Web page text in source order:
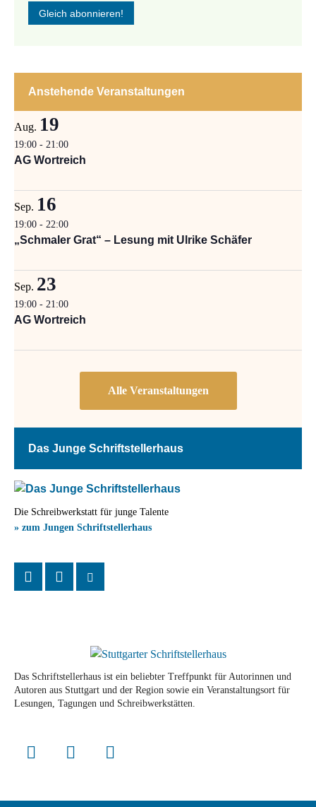
Anstehende Veranstaltungen
Aug. 19
19:00 - 21:00
AG Wortreich
Sep. 16
19:00 - 22:00
„Schmaler Grat“ – Lesung mit Ulrike Schäfer
Sep. 23
19:00 - 21:00
AG Wortreich
Das Junge Schriftstellerhaus
Die Schreibwerkstatt für junge Talente
» zum Jungen Schriftstellerhaus
Das Schriftstellerhaus ist ein beliebter Treffpunkt für Autorinnen und
Autoren aus Stuttgart und der Region sowie ein Veranstaltungsort für
Lesungen, Tagungen und Schreibwerkstätten.